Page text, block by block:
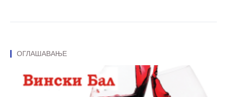
ОГЛАШАВАЊЕ